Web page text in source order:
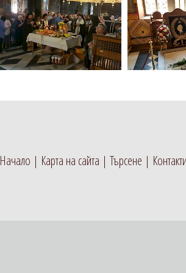
Начало Карта на сайта Търсене